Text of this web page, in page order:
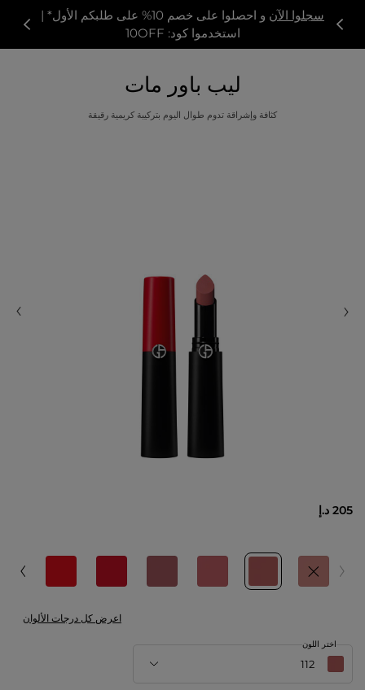
سجلوا الآن
و احصلوا على خصم 10% على طلبكم الأول* |
استخدموا كود: 10OFF
ليب باور مات
كثافة وإشراقة تدوم طوال اليوم بتركيبة كريمية رقيقة
205 د.إ
اعرض كل درجات الألوان
112
اختر اللون